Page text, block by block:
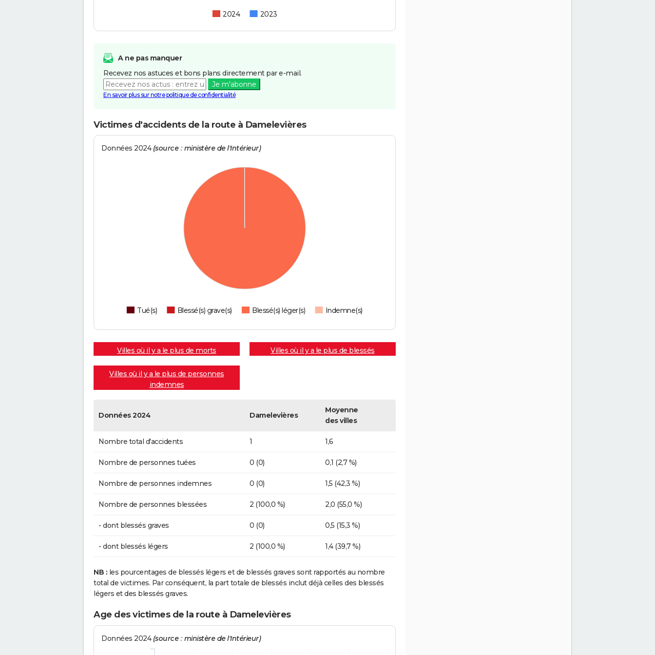
2024 2023
A ne pas manquer
Recevez nos astuces et bons plans directement par e-mail.
Je m'abonne
En savoir plus sur notre politique de confidentialité
Victimes d'accidents de la route à Damelevières
Données 2024 (source : ministère de l'Intérieur)
Tué(s) Blessé(s) grave(s) Blessé(s) léger(s) Indemne(s)
Villes où il y a le plus de morts Villes où il y a le plus de blessés
Villes où il y a le plus de personnes
indemnes
Données 2024 Damelevières
Moyenne
des villes
Nombre total d'accidents 1 1,6
Nombre de personnes tuées 0 (0) 0,1 (2,7 %)
Nombre de personnes indemnes 0 (0) 1,5 (42,3 %)
Nombre de personnes blessées 2 (100,0 %) 2,0 (55,0 %)
- dont blessés graves 0 (0) 0,5 (15,3 %)
- dont blessés légers 2 (100,0 %) 1,4 (39,7 %)
NB : les pourcentages de blessés légers et de blessés graves sont rapportés au nombre
total de victimes. Par conséquent, la part totale de blessés inclut déjà celles des blessés
légers et des blessés graves.
Age des victimes de la route à Damelevières
Données 2024 (source : ministère de l'Intérieur)